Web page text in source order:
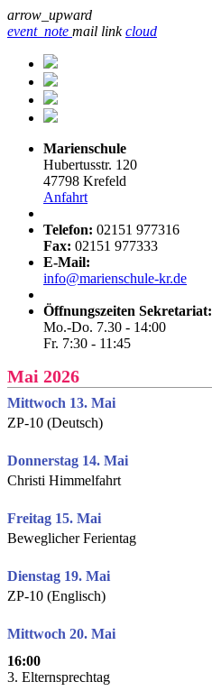
arrow_upward
event_note mail link cloud
Marienschule
Hubertusstr. 120
47798 Krefeld
Anfahrt
Telefon: 02151 977316
Fax: 02151 977333
E-Mail:
info@marienschule-kr.de
Öffnungszeiten Sekretariat:
Mo.-Do. 7.30 - 14:00
Fr. 7:30 - 11:45
Mai 2026
Mittwoch 13. Mai
ZP-10 (Deutsch)
Donnerstag 14. Mai
Christi Himmelfahrt
Freitag 15. Mai
Beweglicher Ferientag
Dienstag 19. Mai
ZP-10 (Englisch)
Mittwoch 20. Mai
16:00
3. Elternsprechtag